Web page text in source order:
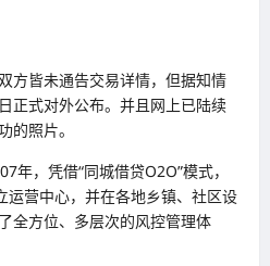
方皆未通告交易详情，但据知情
正式对外公布。并且网上已陆续
的照片。
年，凭借“同城借贷O2O”模式，
运营中心，并在各地乡镇、社区设
全方位、多层次的风控管理体